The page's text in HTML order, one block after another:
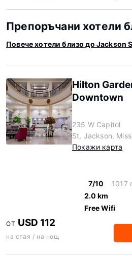
Препоръчани хотели
Повече хотели близо до Jackson
Hilton
Downtown
235 W Capitol
St, Jackson,
Покажи карта
7/10
1017
2.0 km
Free Wifi
ОТ USD 112
на стая / на нощ